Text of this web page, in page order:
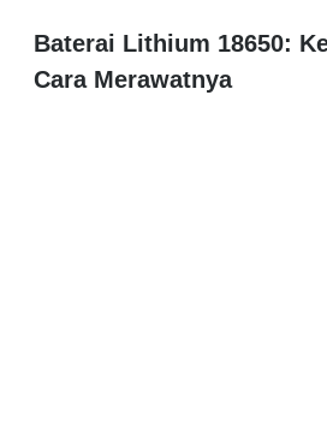
Baterai Lithium 18650:
Cara Merawatnya